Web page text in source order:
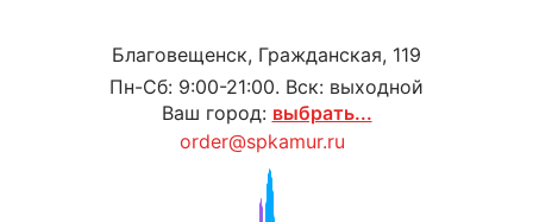
Благовещенск, Гражданская, 119
Пн-Сб: 9:00-21:00. Вск: выходной
Ваш город: выбрать...
order@spkamur.ru